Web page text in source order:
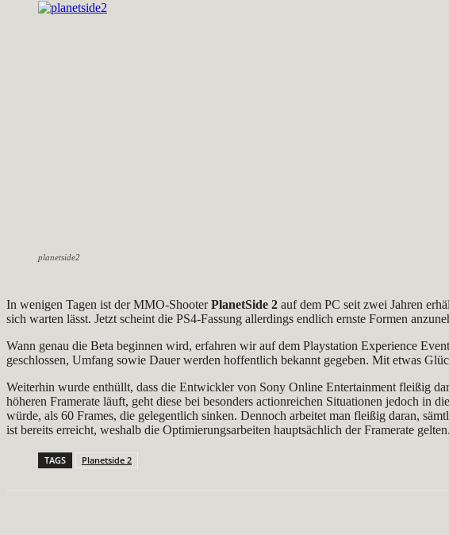
planetside2
In wenigen Tagen ist der MMO-ShooterPlanetSide 2 auf dem PC seit zwei Jahren
sich warten lässt. Jetzt scheint die PS4-Fassung allerdings endlich ernste Formen
Wann genau die Beta beginnen wird, erfahren wir auf dem Playstation Experience
geschlossen, Umfang sowie Dauer werden hoffentlich bekannt gegeben. Mit etwas
Weiterhin wurde enthüllt, dass die Entwickler von Sony Online Entertainment fleißig
höheren Framerate läuft, geht diese bei besonders actionreichen Situationen jedoch in
würde, als 60 Frames, die gelegentlich sinken. Dennoch arbeitet man fleißig daran,
ist bereits erreicht, weshalb die Optimierungsarbeiten hauptsächlich der Framerate gelten.
TAGS Planetside 2